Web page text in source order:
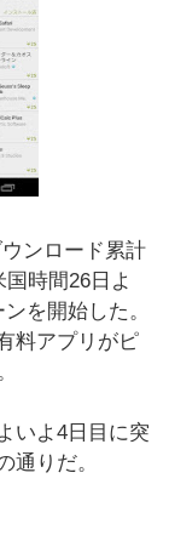
ンロード累計
時間26日よ
を開始した。
料アプリがピ
いよ4日目に突
通りだ。